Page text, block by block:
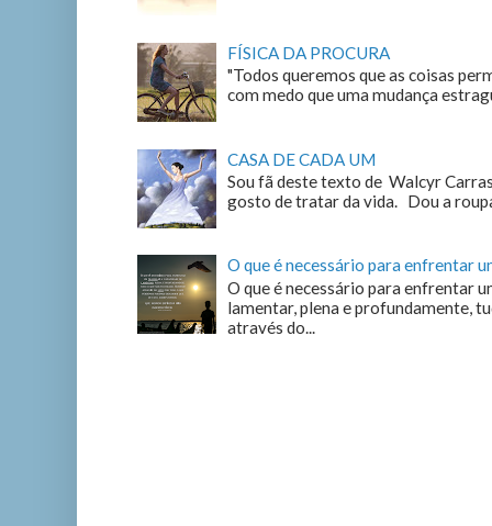
FÍSICA DA PROCURA
"Todos queremos que as coisas
com medo que uma mudança
CASA DE CADA UM
Sou fã deste texto de Walcyr
gosto de tratar da vida. Dou a
O que é necessário para enfrentar
O que é necessário para enfrentar
lamentar, plena e profundamente,
através do...